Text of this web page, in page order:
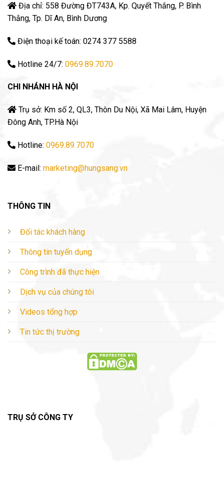
Địa chỉ: 558 Đường ĐT743A, Kp. Quyết Thắng, P. Bình
Thắng, Tp. Dĩ An, Bình Dương
Điện thoại kế toán: 0274 377 5588
Hotline 24/7: 0969.89.7070
CHI NHÁNH HÀ NỘI
Trụ sở: Km số 2, QL3, Thôn Du Nội, Xã Mai Lâm, Huyện
Đông Anh, TP.Hà Nội
Hotline: 0969.89.7070
E-mail: marketing@hungsang.vn
THÔNG TIN
Đối tác khách hàng
Thông tin tuyển dụng
Công trình đã thực hiện
Dịch vụ của chúng tôi
Videos tổng hợp
Tin tức thị trường
TRỤ SỞ CÔNG TY